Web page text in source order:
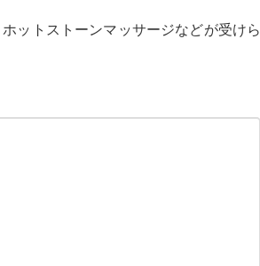
ットストーンマッサージなどが受けら